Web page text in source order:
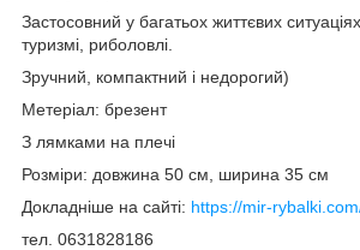
Застосовний у багатьох життєвих
туризмі, риболовлі.
Зручний, компактний і недорогий)
Метеріал: брезент
З лямками на плечі
Розміри: довжина 50 см, ширина 35 см
Докладніше на сайті: https://mir-
тел. 0631828186